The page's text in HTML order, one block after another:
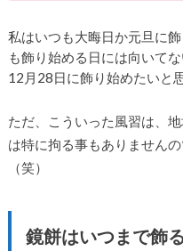
私はいつも大晦日か元旦に
も飾り始める日には向いて
12月28日に飾り始めたいと
ただ、こういった風習は、
は特に拘る事もありません
（笑）
鏡餅はいつまで飾